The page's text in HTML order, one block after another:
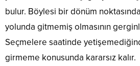
bulur. Böylesi bir dönüm
yolunda gitmemiş olmasının
Seçmelere saatinde
girmeme konusunda kararsız kalır.